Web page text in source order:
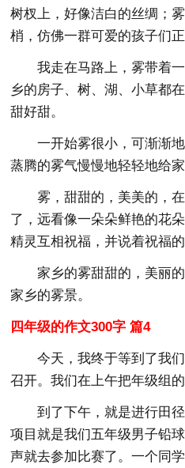
树杈上，好像洁白的丝绸；
梢，仿佛一群可爱的孩子们
我走在马路上，雾带着
乡的房子、树、湖、小草都
甜好甜。
一开始雾很小，可渐渐
蒸腾的雾气慢慢地轻轻地给家
雾，甜甜的，美美的，
了，远看像一朵朵鲜艳的花
精灵互相祝福，并说着祝福的
家乡的雾甜甜的，美丽
家乡的雾景。
四年级的作文300字 篇4
今天，我终于等到了我
召开。我们在上午把年级组
到了下午，就是进行田
项目就是我们五年级男子铅
声就去参加比赛了。一个同